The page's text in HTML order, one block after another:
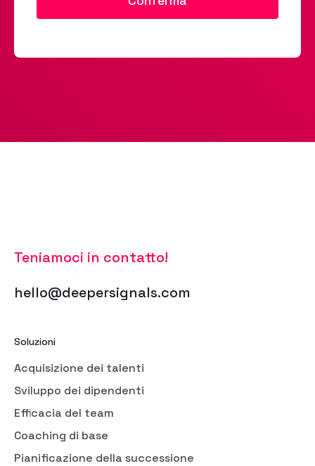
Teniamoci in contatto!
hello@deepersignals.com
Soluzioni
Acquisizione dei talenti
Sviluppo dei dipendenti
Efficacia del team
Coaching di base
Pianificazione della successione